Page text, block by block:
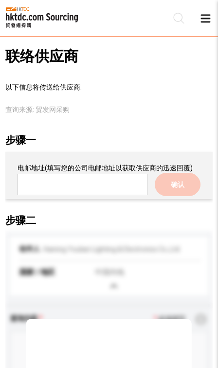
联络供应商
以下信息将传送给供应商:
查询来源: 贸发网采购
步骤一
电邮地址(填写您的公司电邮地址以获取供应商的迅速回覆)
确认
步骤二
收件人
国家 / 地区
查询内容 *必须填写